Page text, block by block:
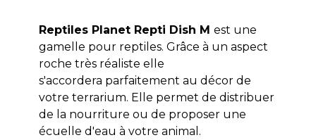
Reptiles Planet Repti Dish M est une
gamelle pour reptiles. Grâce à un aspect
roche très réaliste elle
s'accordera parfaitement au décor de
votre terrarium. Elle permet de distribuer
de la nourriture ou de proposer une
écuelle d'eau à votre animal.